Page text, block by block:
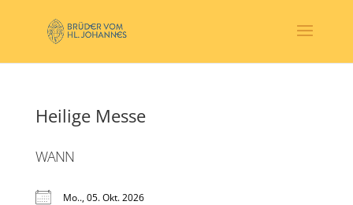
Heilige Messe
WANN
Mo.., 05. Okt. 2026